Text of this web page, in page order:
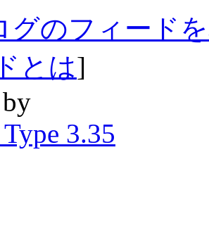
グのフィード
とは]
3.35